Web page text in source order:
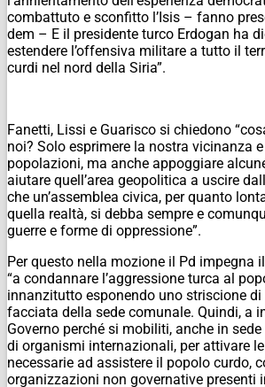
combattuto e sconfitto l’Isis – fanno
dem – E il presidente turco Erdogan ha
estendere l’offensiva militare a tutto il
curdi nel nord della Siria”.
Fanetti, Lissi e Guarisco si chiedono
noi? Solo esprimere la nostra vicinanza
popolazioni, ma anche appoggiare
aiutare quell’area geopolitica a uscire
che un’assemblea civica, per quanto
quella realtà, si debba sempre e
guerre e forme di oppressione”.
Per questo nella mozione il Pd impegna
“a condannare l’aggressione turca al
innanzitutto esponendo uno striscione
facciata della sede comunale. Quindi, a
Governo perché si mobiliti, anche in
di organismi internazionali, per attivare
necessarie ad assistere il popolo curdo,
organizzazioni non governative presenti